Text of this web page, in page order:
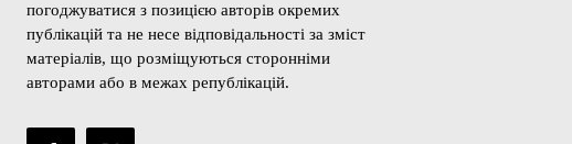
погоджуватися з позицією авторів окремих
публікацій та не несе відповідальності за зміст
матеріалів, що розміщуються сторонніми
авторами або в межах републікацій.